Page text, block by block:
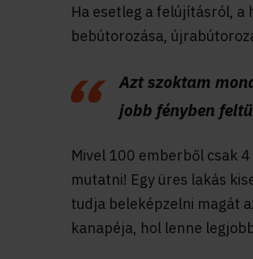
Ha esetleg a felújításról, a
bebútorozása,
Azt szoktam
jobb fényben
Mivel 100 emberből csak
mutatni! Egy üres lakás
tudja beleképzelni magát
kanapéja, hol lenne